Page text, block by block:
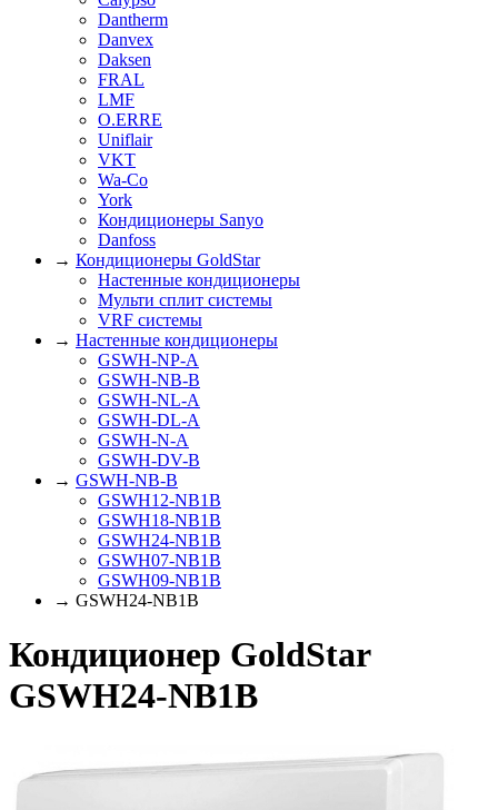
Dantherm
Danvex
Daksen
FRAL
LMF
O.ERRE
Uniflair
VKT
Wa-Co
York
Кондиционеры Sanyo
Danfoss
→ Кондиционеры GoldStar
Настенные кондиционеры
Мульти сплит системы
VRF системы
→ Настенные кондиционеры
GSWH-NP-A
GSWH-NB-B
GSWH-NL-A
GSWH-DL-A
GSWH-N-A
GSWH-DV-B
→ GSWH-NB-B
GSWH12-NB1B
GSWH18-NB1B
GSWH24-NB1B
GSWH07-NB1B
GSWH09-NB1B
→ GSWH24-NB1B
Кондиционер GoldStar
GSWH24-NB1B